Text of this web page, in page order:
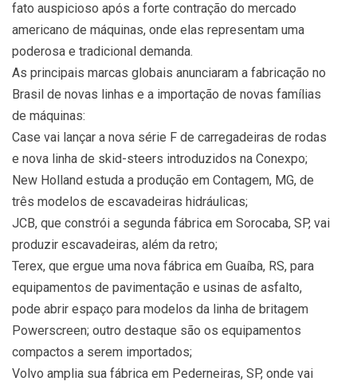
fato auspicioso após a forte contração do mercado
americano de máquinas, onde elas representam uma
poderosa e tradicional demanda.
As principais marcas globais anunciaram a fabricação no
Brasil de novas linhas e a importação de novas famílias
de máquinas:
Case vai lançar a nova série F de carregadeiras de rodas
e nova linha de skid-steers introduzidos na Conexpo;
New Holland estuda a produção em Contagem, MG, de
três modelos de escavadeiras hidráulicas;
JCB, que constrói a segunda fábrica em Sorocaba, SP, vai
produzir escavadeiras, além da retro;
Terex, que ergue uma nova fábrica em Guaíba, RS, para
equipamentos de pavimentação e usinas de asfalto,
pode abrir espaço para modelos da linha de britagem
Powerscreen; outro destaque são os equipamentos
compactos a serem importados;
Volvo amplia sua fábrica em Pederneiras, SP, onde vai